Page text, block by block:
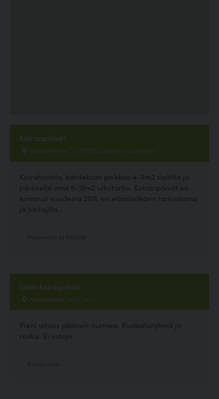
Koiranpäivät
Sundstenintie 32 07850 Lapinjärvi, Lapinjärvi
Koirahoitola, kahdeksan paikkaa 4-9m2 sisätila ja
jokaiselle oma 6-15m2 ulkotarha. Koiranpäivät on
toiminut vuodesta 2011, on eläinlääkärin tarkastama
ja hoitajilla...
Ivalo koirapuisto
Kermikäntie Ivalo, Inari
Pieni aitaus pääosin nurmea. Ruokailuryhmä ja
roskis. Ei valoja.